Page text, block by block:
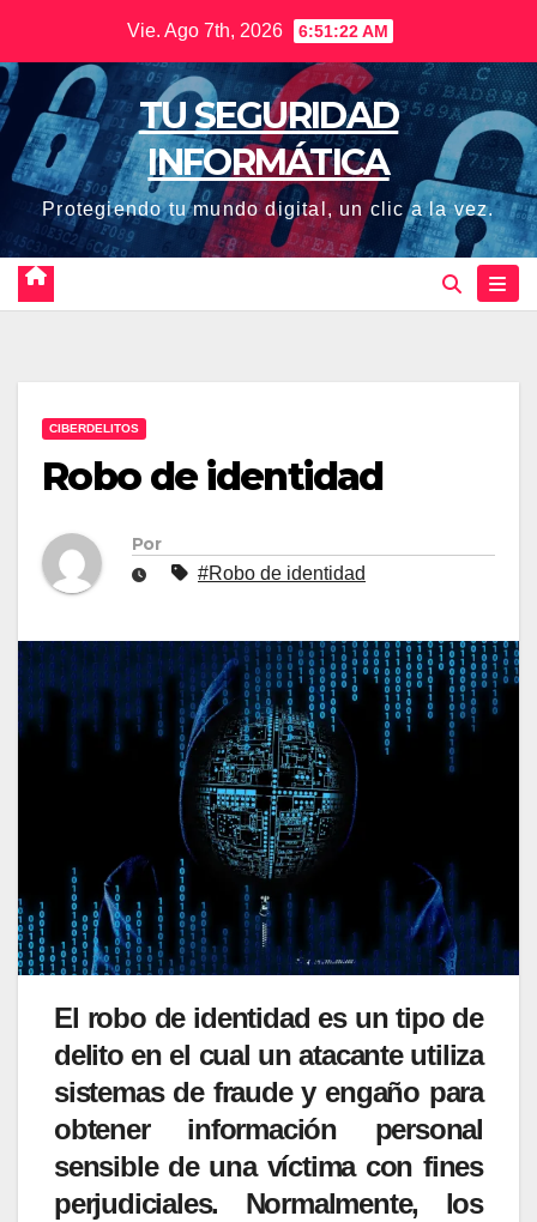
contenido
Vie. Ago 7th, 2026 6:51:23 AM
TU SEGURIDAD
INFORMÁTICA
Protegiendo tu mundo digital, un clic a la vez.
CIBERDELITOS
Robo de identidad
Por
#Robo de identidad
El robo de identidad es un tipo de
delito en el cual un atacante utiliza
sistemas de fraude y engaño para
obtener información personal
sensible de una víctima con fines
perjudiciales. Normalmente, los